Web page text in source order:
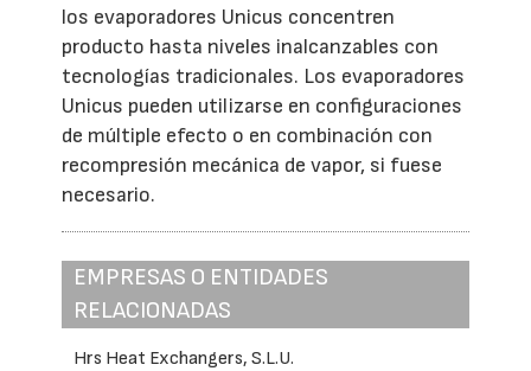
los evaporadores Unicus concentren
producto hasta niveles inalcanzables con
tecnologías tradicionales. Los evaporadores
Unicus pueden utilizarse en configuraciones
de múltiple efecto o en combinación con
recompresión mecánica de vapor, si fuese
necesario.
EMPRESAS O ENTIDADES
RELACIONADAS
Hrs Heat Exchangers, S.L.U.